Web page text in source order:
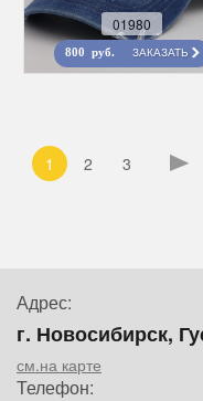
01980
800 руб. ЗАКАЗАТЬ
1 2 3
Адрес:
г. Новосибирск,
см.на карте
Телефон: